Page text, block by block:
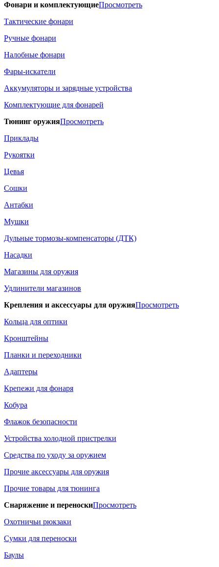
Фонари и комплектующиеПросмотреть
Тактические фонари
Ручные фонари
Налобные фонари
Фары-искатели
Аккумуляторы и зарядные устройства
Комплектующие для фонарей
Тюнинг оружияПросмотреть
Приклады
Рукоятки
Цевья
Сошки
Антабки
Мушки
Дульные тормозы-компенсаторы (ДТК)
Насадки
Магазины для оружия
Удлинители магазинов
Крепления и аксессуары для оружияПросмотреть
Кольца для оптики
Кронштейны
Планки и переходники
Адаптеры
Крепежи для фонаря
Кобура
Флажок безопасности
Устройства холодной пристрелки
Средства по уходу за оружием
Прочие аксессуары для оружия
Прочие товары для тюнинга
Снаряжение и переноскиПросмотреть
Охотничьи рюкзаки
Сумки для переноски
Баулы